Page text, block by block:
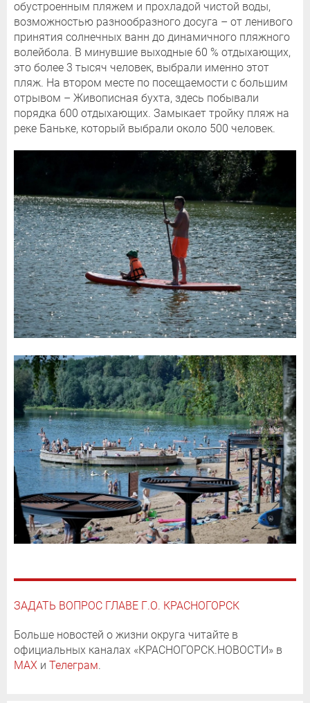
обустроенным пляжем и прохладой чистой воды,
возможностью разнообразного досуга – от ленивого
принятия солнечных ванн до динамичного пляжного
волейбола. В минувшие выходные 60 % отдыхающих,
это более 3 тысяч человек, выбрали именно этот
пляж. На втором месте по посещаемости с большим
отрывом – Живописная бухта, здесь побывали
порядка 600 отдыхающих. Замыкает тройку пляж на
реке Баньке, который выбрали около 500 человек.
ЗАДАТЬ ВОПРОС ГЛАВЕ Г.О. КРАСНОГОРСК
Больше новостей о жизни округа читайте в
официальных каналах «КРАСНОГОРСК.НОВОСТИ» в
MAX и Телеграм.